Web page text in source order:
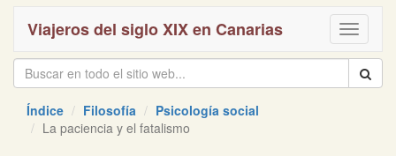
Viajeros del siglo XIX en Canarias
Toggle
Índice Filosofía
Psicología social
La paciencia y el fatalismo